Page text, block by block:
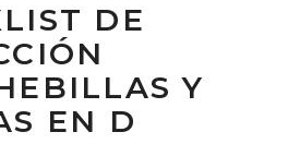
DE
Y
EN D